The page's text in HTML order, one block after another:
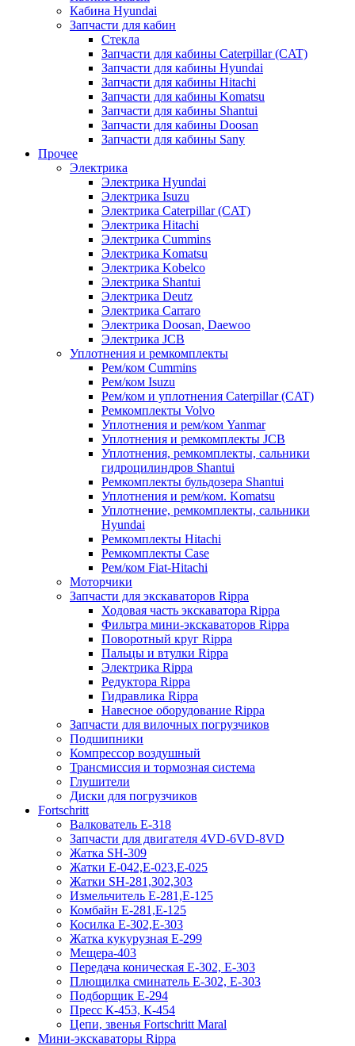
Кабина Hyundai
Запчасти для кабин
Стекла
Запчасти для кабины Caterpillar (CAT)
Запчасти для кабины Hyundai
Запчасти для кабины Hitachi
Запчасти для кабины Komatsu
Запчасти для кабины Shantui
Запчасти для кабины Doosan
Запчасти для кабины Sany
Прочее
Электрика
Электрика Hyundai
Электрика Isuzu
Электрика Caterpillar (CAT)
Электрика Hitachi
Электрика Cummins
Электрика Komatsu
Электрика Kobelco
Электрика Shantui
Электрика Deutz
Электрика Carraro
Электрика Doosan, Daewoo
Электрика JCB
Уплотнения и ремкомплекты
Рем/ком Cummins
Рем/ком Isuzu
Рем/ком и уплотнения Caterpillar (CAT)
Ремкомплекты Volvo
Уплотнения и рем/ком Yanmar
Уплотнения и ремкомплекты JCB
Уплотнения, ремкомплекты, сальники
гидроцилиндров Shantui
Ремкомплекты бульдозера Shantui
Уплотнения и рем/ком. Komatsu
Уплотнение, ремкомплекты, сальники
Hyundai
Ремкомплекты Hitachi
Ремкомплекты Case
Рем/ком Fiat-Hitachi
Моторчики
Запчасти для экскаваторов Rippa
Ходовая часть экскаватора Rippa
Фильтра мини-экскаваторов Rippa
Поворотный круг Rippa
Пальцы и втулки Rippa
Электрика Rippa
Редуктора Rippa
Гидравлика Rippa
Навесное оборудование Rippa
Запчасти для вилочных погрузчиков
Подшипники
Компрессор воздушный
Трансмиссия и тормозная система
Глушители
Диски для погрузчиков
Fortschritt
Валкователь Е-318
Запчасти для двигателя 4VD-6VD-8VD
Жатка SH-309
Жатки Е-042,Е-023,Е-025
Жатки SH-281,302,303
Измельчитель Е-281,Е-125
Комбайн Е-281,Е-125
Косилка Е-302,Е-303
Жатка кукурузная Е-299
Мещера-403
Передача коническая Е-302, Е-303
Плющилка сминатель Е-302, Е-303
Подборщик Е-294
Пресс К-453, К-454
Цепи, звенья Fortschritt Maral
Мини-экскаваторы Rippa